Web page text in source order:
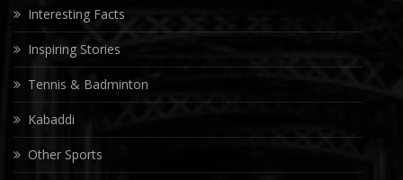
Interesting Facts
Inspiring Stories
Tennis & Badminton
Kabaddi
Other Sports